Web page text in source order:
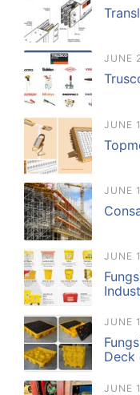
JUNE
JUNE
JUNE
JUNE
JUNE
Deck
JUNE